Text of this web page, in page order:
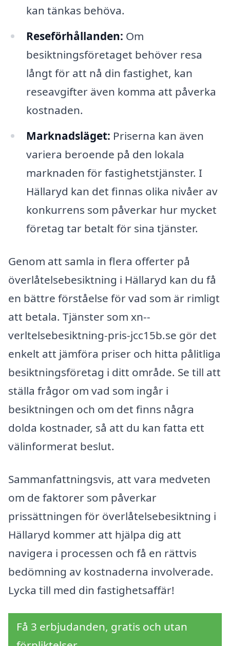
kan tänkas behöva.
Reseförhållanden: Om
besiktningsföretaget behöver resa
långt för att nå din fastighet, kan
reseavgifter även komma att påverka
kostnaden.
Marknadsläget: Priserna kan även
variera beroende på den lokala
marknaden för fastighetstjänster. I
Hällaryd kan det finnas olika nivåer av
konkurrens som påverkar hur mycket
företag tar betalt för sina tjänster.
Genom att samla in flera offerter på
överlåtelsebesiktning i Hällaryd kan du få
en bättre förståelse för vad som är rimligt
att betala. Tjänster som xn--
verltelsebesiktning-pris-jcc15b.se gör det
enkelt att jämföra priser och hitta pålitliga
besiktningsföretag i ditt område. Se till att
ställa frågor om vad som ingår i
besiktningen och om det finns några
dolda kostnader, så att du kan fatta ett
välinformerat beslut.
Sammanfattningsvis, att vara medveten
om de faktorer som påverkar
prissättningen för överlåtelsebesiktning i
Hällaryd kommer att hjälpa dig att
navigera i processen och få en rättvis
bedömning av kostnaderna involverade.
Lycka till med din fastighetsaffär!
Få 3 erbjudanden, gratis och utan